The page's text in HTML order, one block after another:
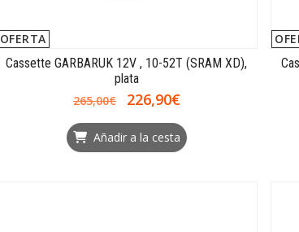
OFERTA
Cassette GARBARUK 12V , 10-52T (SRAM XD),
plata
265,00€
226,90€
Añadir a la cesta